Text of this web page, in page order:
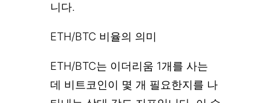
니다.
ETH/BTC 비율의 의미
ETH/BTC는 이더리움 1개를 사는
데 비트코인이 몇 개 필요한지를 나